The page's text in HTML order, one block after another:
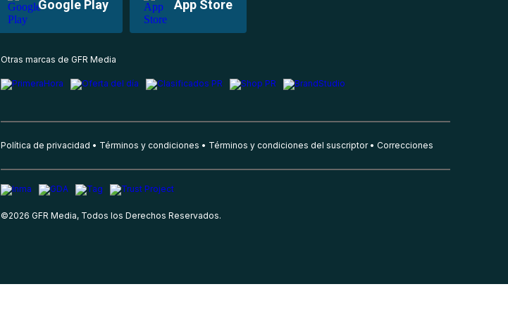
Google Play App Store
Otras marcas de GFR Media
Política de privacidad Términos y condiciones Términos y condiciones del suscriptor Correcciones
©2026 GFR Media, Todos los Derechos Reservados.